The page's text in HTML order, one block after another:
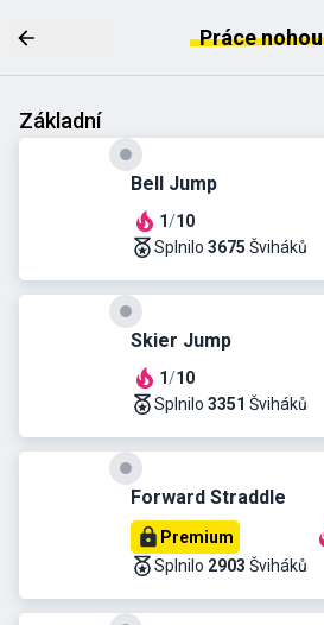
Práce nohou
Základní
Bell Jump
1/10
Splnilo 3675 Šviháků
Skier Jump
1/10
Splnilo 3351 Šviháků
Forward Straddle
Premium
Splnilo 2903 Šviháků